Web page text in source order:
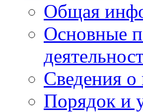
Общая
Основные
Сведения
Порядок и